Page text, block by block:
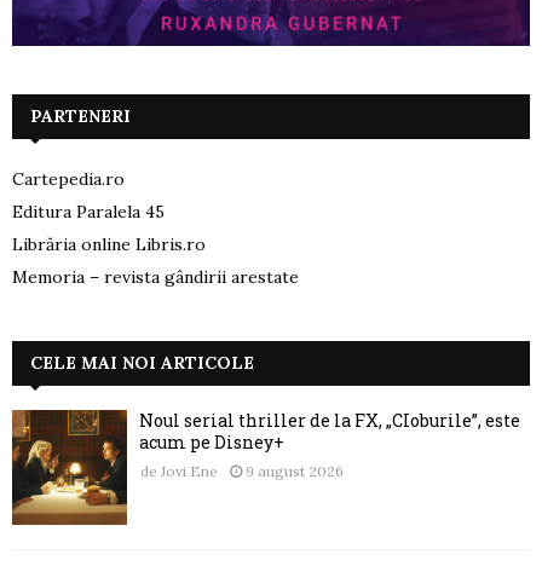
PARTENERI
Cartepedia.ro
Editura Paralela 45
Librăria online Libris.ro
Memoria – revista gândirii arestate
CELE MAI NOI ARTICOLE
Noul serial thriller de la FX, „CIoburile”, este
acum pe Disney+
de Jovi Ene 9 august 2026